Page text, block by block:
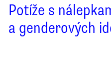
Potíže s
a genderových